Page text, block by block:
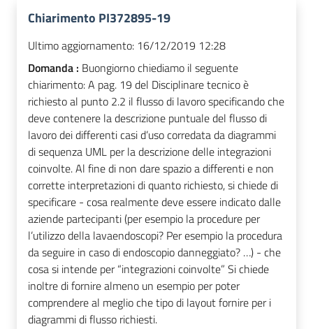
Chiarimento PI372895-19
Ultimo aggiornamento: 16/12/2019 12:28
Domanda : Buongiorno chiediamo il seguente
chiarimento: A pag. 19 del Disciplinare tecnico è
richiesto al punto 2.2 il flusso di lavoro specificando che
deve contenere la descrizione puntuale del flusso di
lavoro dei differenti casi d’uso corredata da diagrammi
di sequenza UML per la descrizione delle integrazioni
coinvolte. Al fine di non dare spazio a differenti e non
corrette interpretazioni di quanto richiesto, si chiede di
specificare - cosa realmente deve essere indicato dalle
aziende partecipanti (per esempio la procedure per
l’utilizzo della lavaendoscopi? Per esempio la procedura
da seguire in caso di endoscopio danneggiato? …) - che
cosa si intende per “integrazioni coinvolte” Si chiede
inoltre di fornire almeno un esempio per poter
comprendere al meglio che tipo di layout fornire per i
diagrammi di flusso richiesti.